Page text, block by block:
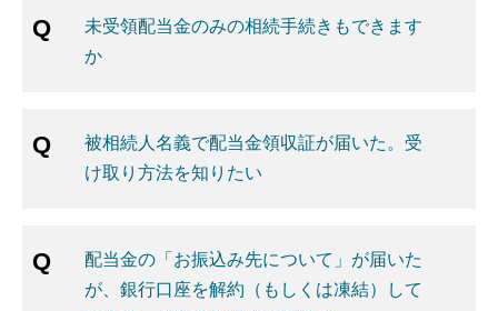
未受領配当金のみの相続手続きもできます
か
被相続人名義で配当金領収証が届いた。受
け取り方法を知りたい
配当金の「お振込み先について」が届いた
が、銀行口座を解約（もしくは凍結）して